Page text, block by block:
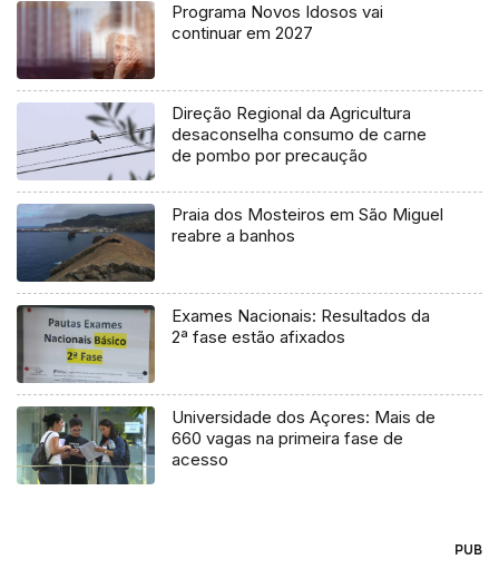
Programa Novos Idosos vai
continuar em 2027
Direção Regional da Agricultura
desaconselha consumo de carne
de pombo por precaução
Praia dos Mosteiros em São Miguel
reabre a banhos
Exames Nacionais: Resultados da
2ª fase estão afixados
Universidade dos Açores: Mais de
660 vagas na primeira fase de
acesso
PUB